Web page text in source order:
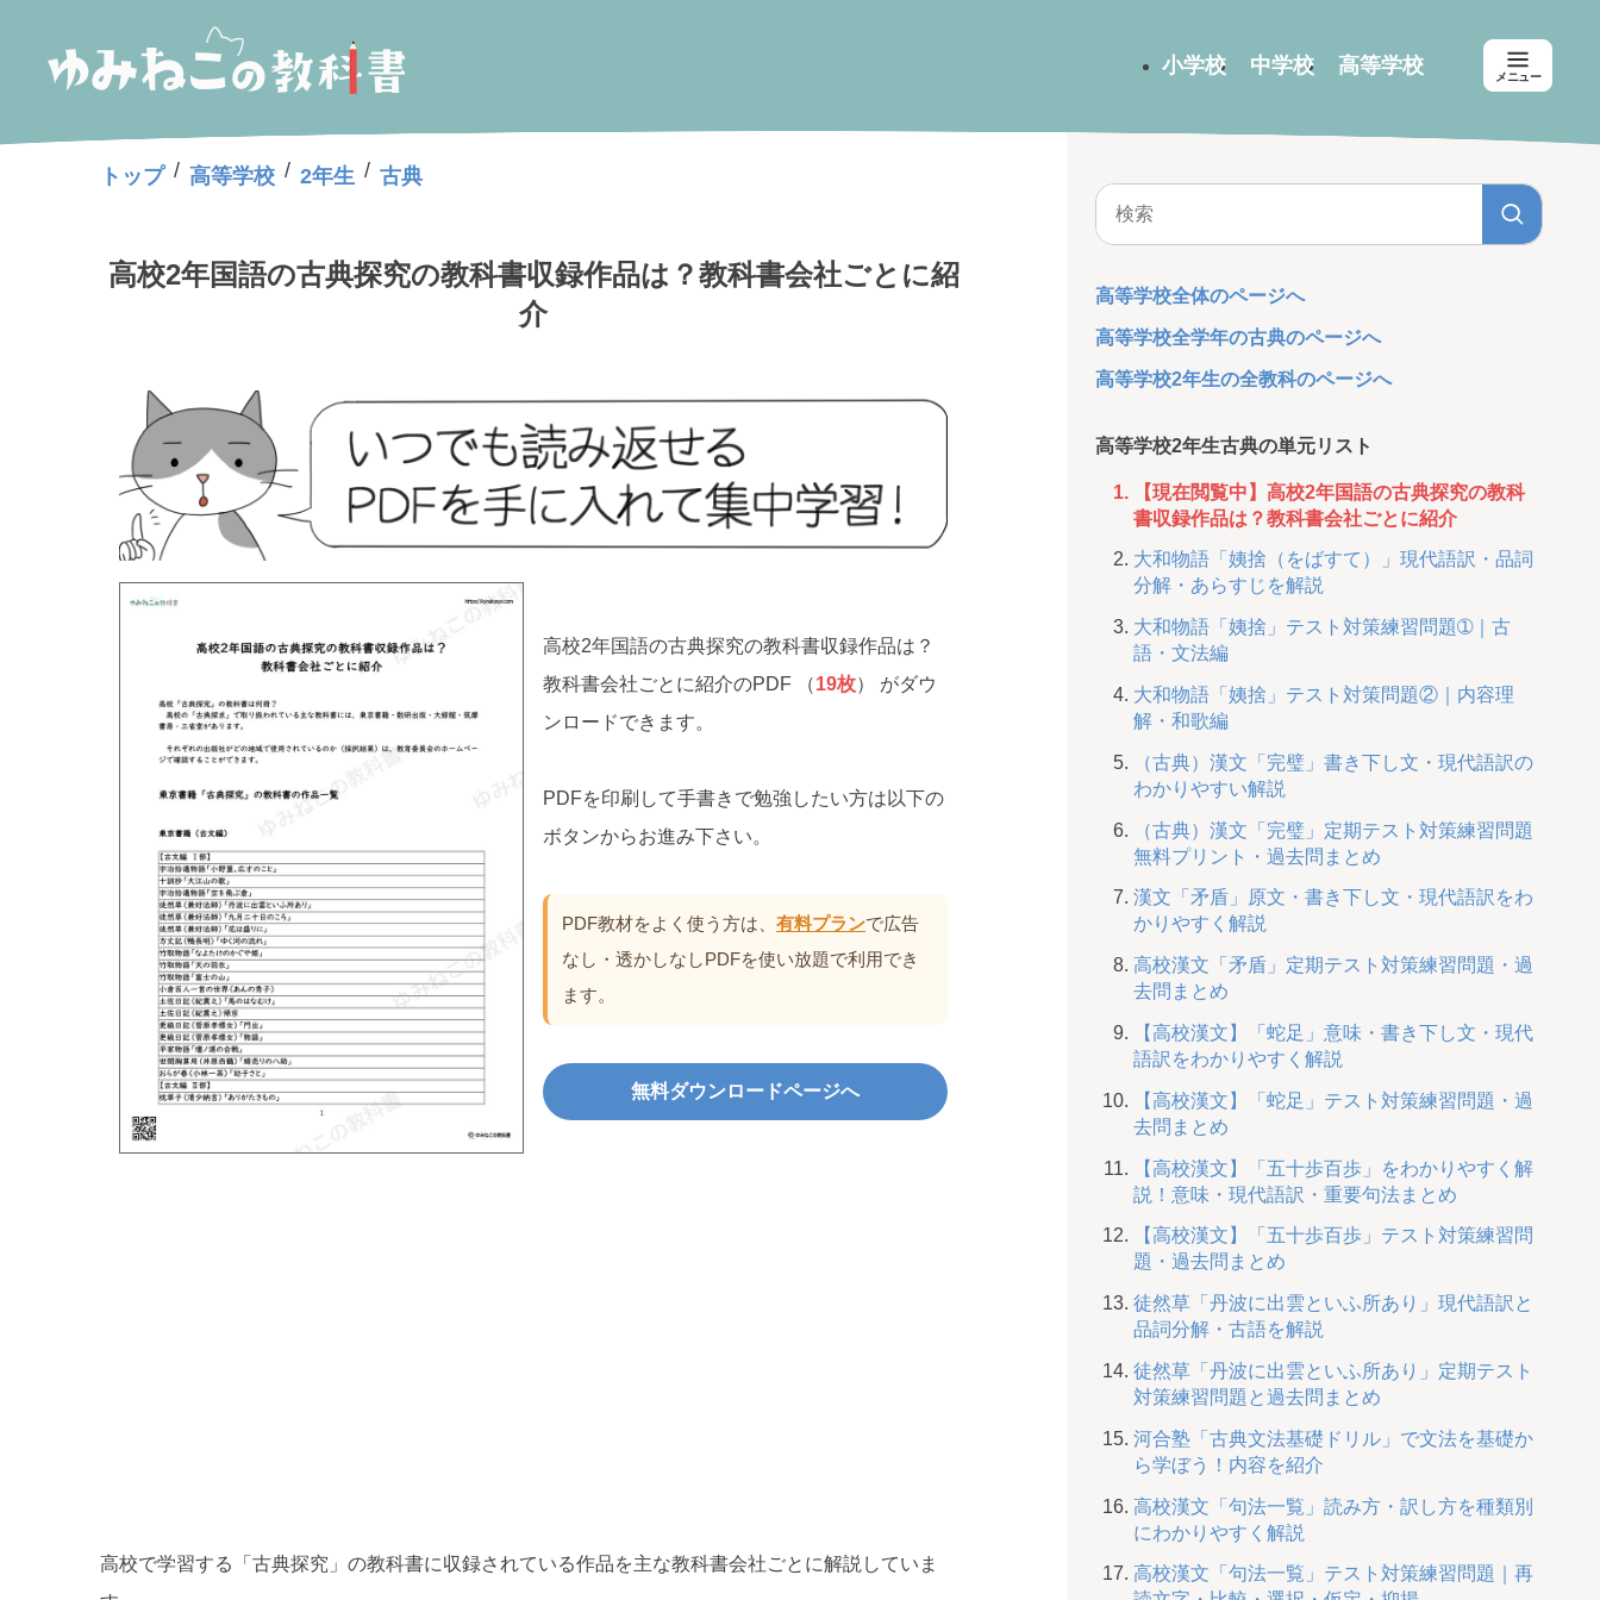
小学校 中学校 高等学校 メニュー
トップ / 高等学校 / 2年生 / 古典
高校2年国語の古典探究の教科書収録作品は？教科書会社ごとに紹
介
高校2年国語の古典探究の教科書収録作品は？
教科書会社ごとに紹介のPDF （19枚） がダウ
ンロードできます。
PDFを印刷して手書きで勉強したい方は以下の
ボタンからお進み下さい。
PDF教材をよく使う方は、 有料プランで広告
なし・透かしなしPDFを使い放題で利用でき
ます。
無料ダウンロードページへ
高校で学習する「古典探究」の教科書に収録されている作品を主な教科書会社ごとに解説していま
高等学校全体のページへ
高等学校全学年の古典のページへ
高等学校2年生の全教科のページへ
高等学校2年生古典の単元リスト
【現在閲覧中】高校2年国語の古典探究の教科
書収録作品は？教科書会社ごとに紹介
大和物語「姨捨（をばすて）」現代語訳・品詞
分解・あらすじを解説
大和物語「姨捨」テスト対策練習問題➀｜古
語・文法編
大和物語「姨捨」テスト対策問題②｜内容理
解・和歌編
（古典）漢文「完璧」書き下し文・現代語訳の
わかりやすい解説
（古典）漢文「完璧」定期テスト対策練習問題
無料プリント・過去問まとめ
漢文「矛盾」原文・書き下し文・現代語訳をわ
かりやすく解説
高校漢文「矛盾」定期テスト対策練習問題・過
去問まとめ
【高校漢文】「蛇足」意味・書き下し文・現代
語訳をわかりやすく解説
【高校漢文】「蛇足」テスト対策練習問題・過
去問まとめ
【高校漢文】「五十歩百歩」をわかりやすく解
説！意味・現代語訳・重要句法まとめ
【高校漢文】「五十歩百歩」テスト対策練習問
題・過去問まとめ
徒然草「丹波に出雲といふ所あり」現代語訳と
品詞分解・古語を解説
徒然草「丹波に出雲といふ所あり」定期テスト
対策練習問題と過去問まとめ
河合塾「古典文法基礎ドリル」で文法を基礎か
ら学ぼう！内容を紹介
高校漢文「句法一覧」読み方・訳し方を種類別
にわかりやすく解説
高校漢文「句法一覧」テスト対策練習問題｜再